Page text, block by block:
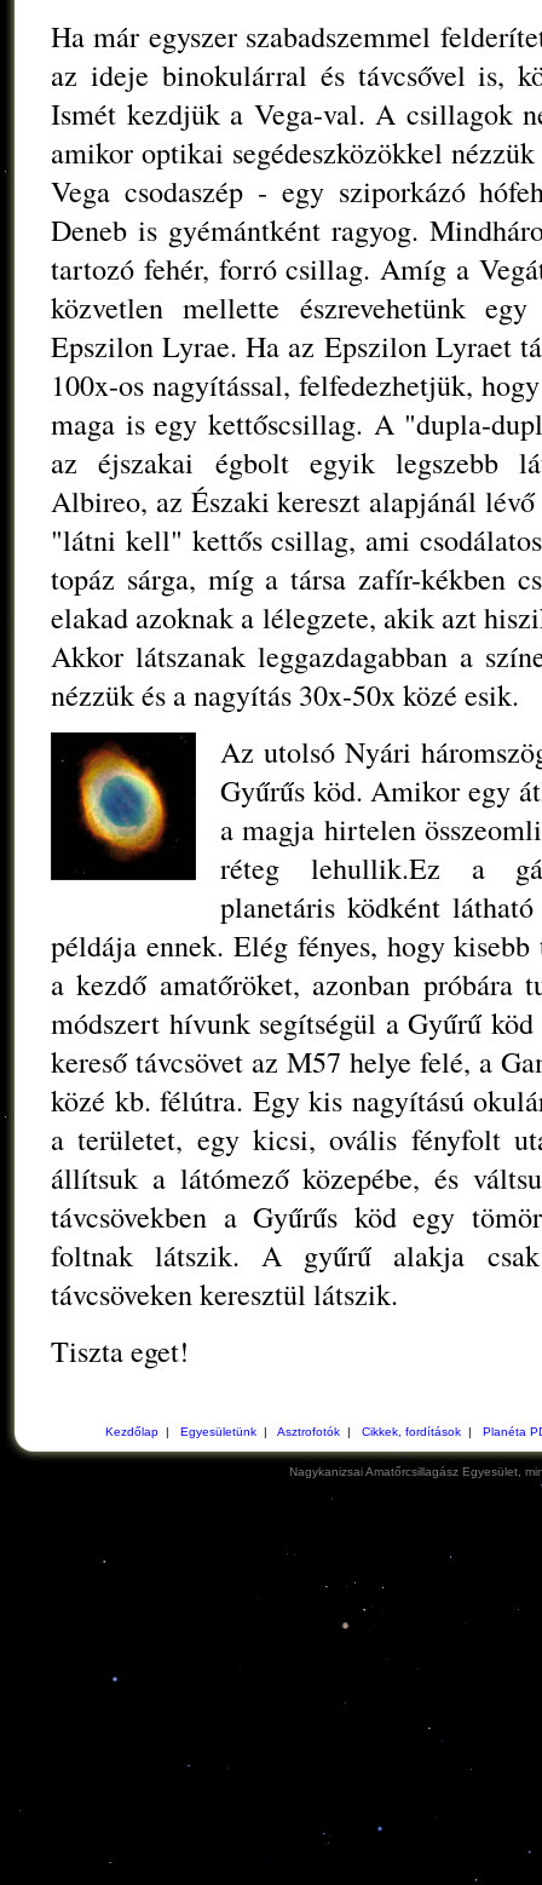
Ha már egyszer szabadszemmel
az ideje binokulárral és távcsővel is,
Ismét kezdjük a Vega-val. A csillagok
amikor optikai segédeszközökkel
Vega csodaszép - egy sziporkázó
Deneb is gyémántként ragyog.
tartozó fehér, forró csillag. Amíg a
közvetlen mellette észrevehetünk
Epszilon Lyrae. Ha az Epszilon Lyraet
100x-os nagyítással, felfedezhetjük,
maga is egy kettőscsillag. A "dupla-
az éjszakai égbolt egyik legszebb
Albireo, az Északi kereszt alapjánál
"látni kell" kettős csillag, ami
topáz sárga, míg a társa zafír-kékben
elakad azoknak a lélegzete, akik azt
Akkor látszanak leggazdagabban a
nézzük és a nagyítás 30x-50x közé esik.
Az utolsó Nyári
Gyűrűs köd. Amikor egy
a magja hirtelen
réteg lehullik.Ez a
planetáris ködként
példája ennek. Elég fényes, hogy
a kezdő amatőröket, azonban próbára
módszert hívunk segítségül a Gyűrű
kereső távcsövet az M57 helye felé, a
közé kb. félútra. Egy kis nagyítású
a területet, egy kicsi, ovális fényfolt
állítsuk a látómező közepébe, és
távcsövekben a Gyűrűs köd egy
foltnak látszik. A gyűrű alakja
távcsöveken keresztül látszik.
Tiszta eget!
Kezdőlap| Egyesületünk| Asztrofotók| Cikkek, fordítások| Planéta
Nagykanizsai Amatőrcsillagász Egyesület,